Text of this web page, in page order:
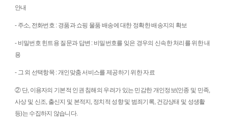
안내
- 주소, 전화번호 : 경품과 쇼핑 물품 배송에 대한 정확한 배송지의 확보
- 비밀번호 힌트용 질문과 답변 : 비밀번호를 잊은 경우의 신속한 처리를 위한 내
용
- 그 외 선택항목 : 개인맞춤 서비스를 제공하기 위한 자료
② 단, 이용자의 기본적 인권 침해의 우려가 있는 민감한 개인정보(인종 및 민족,
사상 및 신조, 출신지 및 본적지, 정치적 성향 및 범죄기록, 건강상태 및 성생활
등)는 수집하지 않습니다.